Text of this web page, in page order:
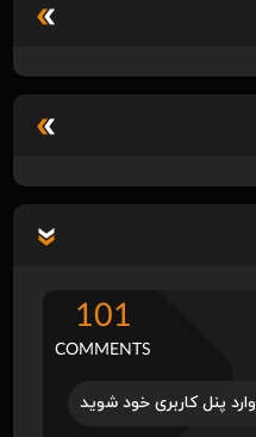
101
COMMENTS
وارد پنل کاربری خود شوید